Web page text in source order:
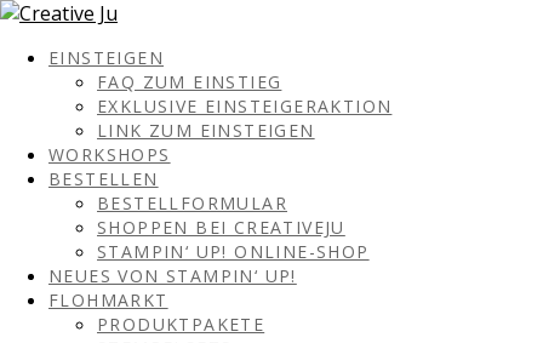
EINSTEIGEN
FAQ ZUM EINSTIEG
EXKLUSIVE EINSTEIGERAKTION
LINK ZUM EINSTEIGEN
WORKSHOPS
BESTELLEN
BESTELLFORMULAR
SHOPPEN BEI CREATIVEJU
STAMPIN‘ UP! ONLINE-SHOP
NEUES VON STAMPIN‘ UP!
FLOHMARKT
PRODUKTPAKETE